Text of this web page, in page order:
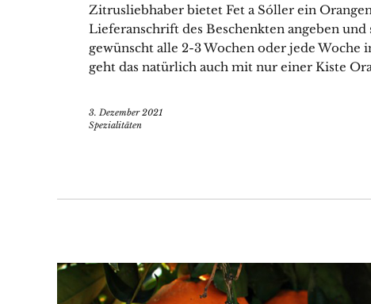
Zitrusliebhaber bietet Fet a Sóller ein
Lieferanschrift des Beschenkten angeben
gewünscht alle 2-3 Wochen oder jede Woche
geht das natürlich auch mit nur einer Kiste
3. Dezember 2021
Spezialitäten